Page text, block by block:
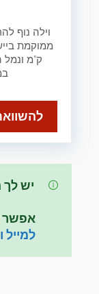
ק"מ ונמל
יש
אפשר